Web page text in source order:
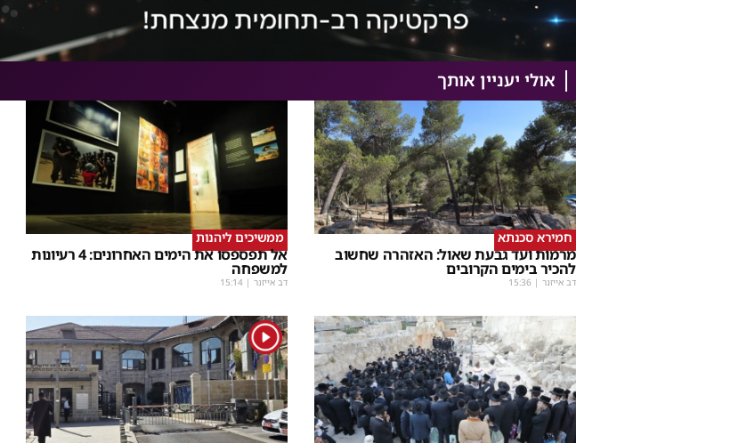
אולי יעניין אותך
חמירא סכנתא
מרמות ועד גבעת שאול: האזהרה שחשוב
להכיר בימים הקרובים
דב אייזנר |
15:36
ממשיכים ליהנות
אל תפספסו את הימים האחרונים: 4 רעיונות
למשפחה
דב אייזנר |
15:14
1